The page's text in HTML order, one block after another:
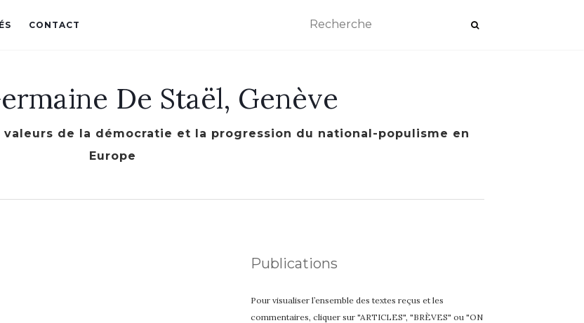
CONTACT
De Staël, Genève
de la démocratie et la progression du national-populisme en
Europe
Publications
Pour visualiser l’ensemble des textes reçus et les
commentaires, cliquer sur "ARTICLES", "BRÈVES" ou "ON